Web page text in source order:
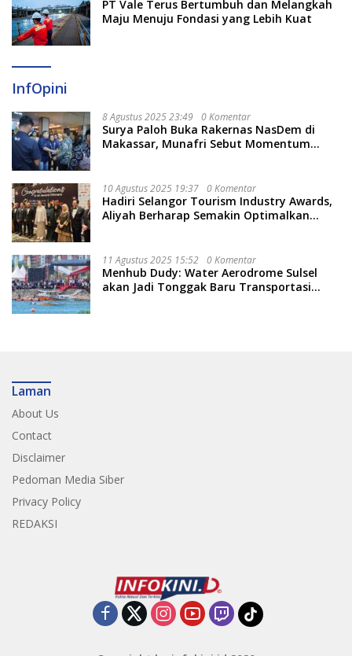
PT Vale Terus Bertumbuh dan Melangkah
Maju Menuju Fondasi yang Lebih Kuat
InfOpini
8 Agustus 2025 23:49 0 Komentar
Surya Paloh Buka Rakernas NasDem di
Makassar, Munafri Sebut Momentum
10 Agustus 2025 19:37 0 Komentar
Hadiri Selangor Tourism Industry Awards,
Aliyah Berharap Semakin Optimalkan
11 Agustus 2025 15:52 0 Komentar
Menhub Dudy: Water Aerodrome Sulsel
akan Jadi Tonggak Baru Transportasi
Laman
About Us
Contact
Disclaimer
Pedoman Media Siber
Privacy Policy
REDAKSI